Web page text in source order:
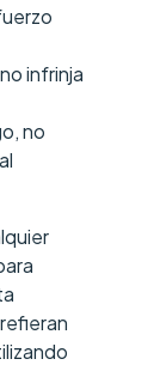
infrinja
no